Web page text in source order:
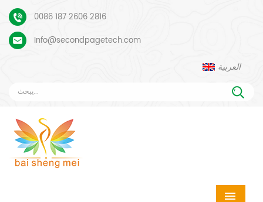
0086 187 2606 2816
Info@secondpagetech.com
العربية